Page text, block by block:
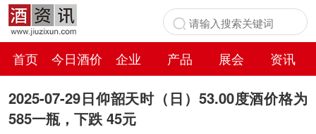
首页 今日酒价 企业 产品 展会
资讯
百科
2025-07-29日仰韶天时（日）53.00度酒价格为
585一瓶，下跌 45元